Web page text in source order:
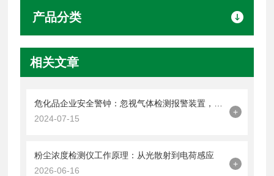
产品分类
相关文章
2024-07-15
+
粉尘浓度检测仪工作原理：从光散射到电荷感应
2026-06-16
+